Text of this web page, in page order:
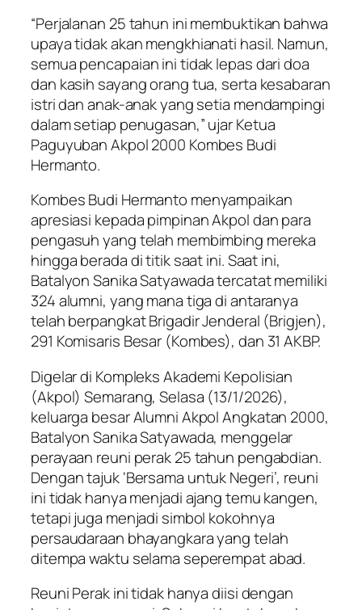
“Perjalanan 25 tahun ini membuktikan bahwa
upaya tidak akan mengkhianati hasil. Namun,
semua pencapaian ini tidak lepas dari doa
dan kasih sayang orang tua, serta kesabaran
istri dan anak-anak yang setia mendampingi
dalam setiap penugasan,” ujar Ketua
Paguyuban Akpol 2000 Kombes Budi
Hermanto.
Kombes Budi Hermanto menyampaikan
apresiasi kepada pimpinan Akpol dan para
pengasuh yang telah membimbing mereka
hingga berada di titik saat ini. Saat ini,
Batalyon Sanika Satyawada tercatat memiliki
324 alumni, yang mana tiga di antaranya
telah berpangkat Brigadir Jenderal (Brigjen),
291 Komisaris Besar (Kombes), dan 31 AKBP.
Digelar di Kompleks Akademi Kepolisian
(Akpol) Semarang, Selasa (13/1/2026),
keluarga besar Alumni Akpol Angkatan 2000,
Batalyon Sanika Satyawada, menggelar
perayaan reuni perak 25 tahun pengabdian.
Dengan tajuk ‘Bersama untuk Negeri’, reuni
ini tidak hanya menjadi ajang temu kangen,
tetapi juga menjadi simbol kokohnya
persaudaraan bhayangkara yang telah
ditempa waktu selama seperempat abad.
Reuni Perak ini tidak hanya diisi dengan